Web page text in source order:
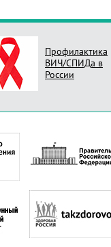
Профилактика
ВИЧ/СПИДа в
России